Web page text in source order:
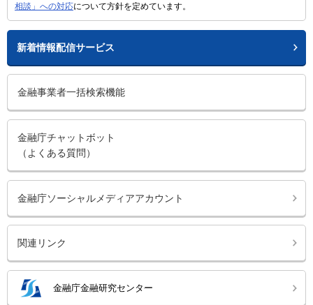
相談」への対応について方針を定めています。
新着情報配信サービス
金融事業者一括検索機能
金融庁チャットボット
（よくある質問）
金融庁ソーシャルメディアアカウント
関連リンク
金融庁金融研究センター